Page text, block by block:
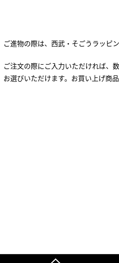
ご進物の際は、西武・そごうラッピ
ご注文の際にご入力いただければ、
お選びいただけます。お買い上げ商